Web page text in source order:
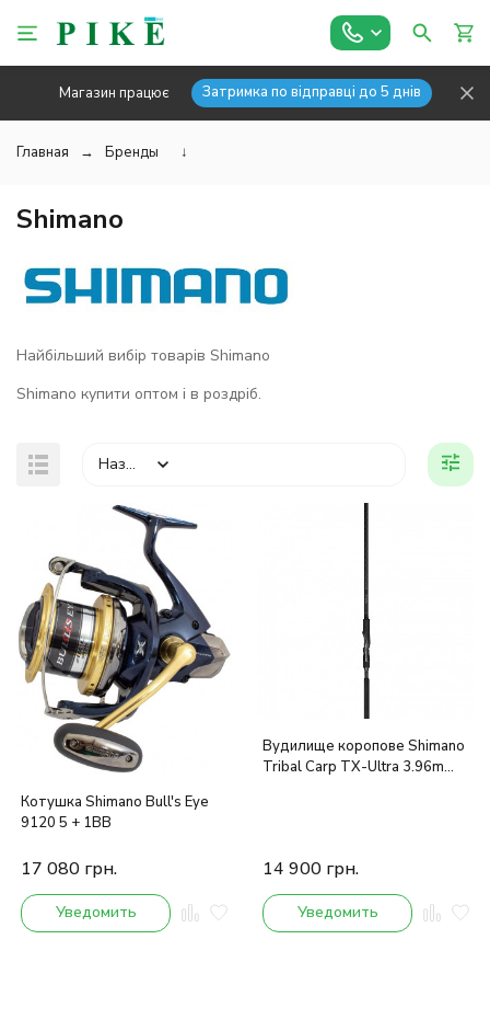
Магазин працює Затримка по відправці до 5 днів
Главная Бренды ↓
Shimano
Найбільший вибір товарів Shimano
Shimano купити оптом і в роздріб.
Назва
Котушка Shimano Bull's Eye
9120 5 + 1BB
17 080 грн.
Уведомить
Вудилище коропове Shimano
Tribal Carp TX-Ultra 3.96m
14 900 грн.
Уведомить